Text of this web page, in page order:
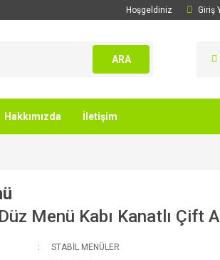
Hoşgeldiniz Giriş
ARA
Hakkımızda İletişim
Menü Kabı Kanatlı Çift
STABİL MENÜLER